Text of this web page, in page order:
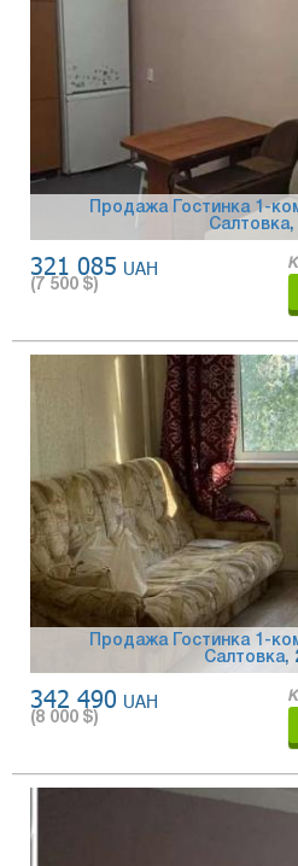
Продажа Гостинка 1-
Салтовка,
321 085 UAH
(7 500 $)
Продажа Гостинка 1-
Салтовка,
342 490 UAH
(8 000 $)